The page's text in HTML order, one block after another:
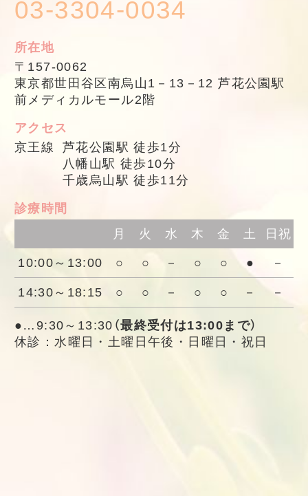
03-3304-0034
所在地
〒157-0062
東京都世田谷区南烏山1－13－12 芦花公園駅
前メディカルモール2階
アクセス
京王線
芦花公園駅 徒歩1分
八幡山駅 徒歩10分
千歳烏山駅 徒歩11分
診療時間
●…9:30～13:30 （最終受付は13:00まで）
休診：水曜日・土曜日午後・日曜日・祝日
月 火 水 木 金 土 日祝
10:00～13:00 ○ ○ － ○ ○ ● －
14:30～18:15 ○ ○ － ○ ○ － －